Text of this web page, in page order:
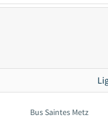
Bus Saintes Metz